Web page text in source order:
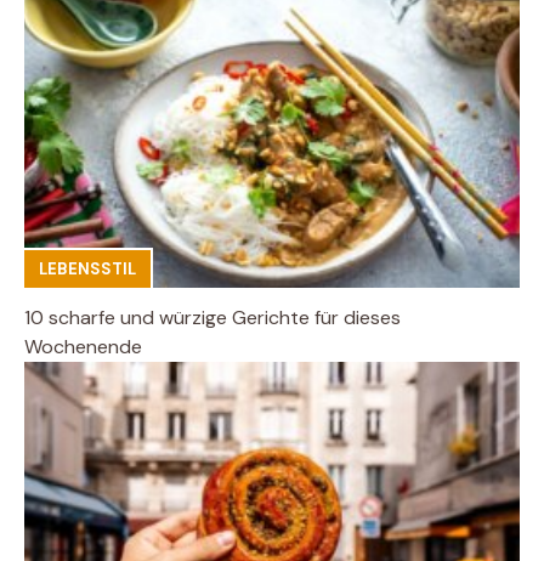
LEBENSSTIL
10 scharfe und würzige Gerichte für dieses
Wochenende